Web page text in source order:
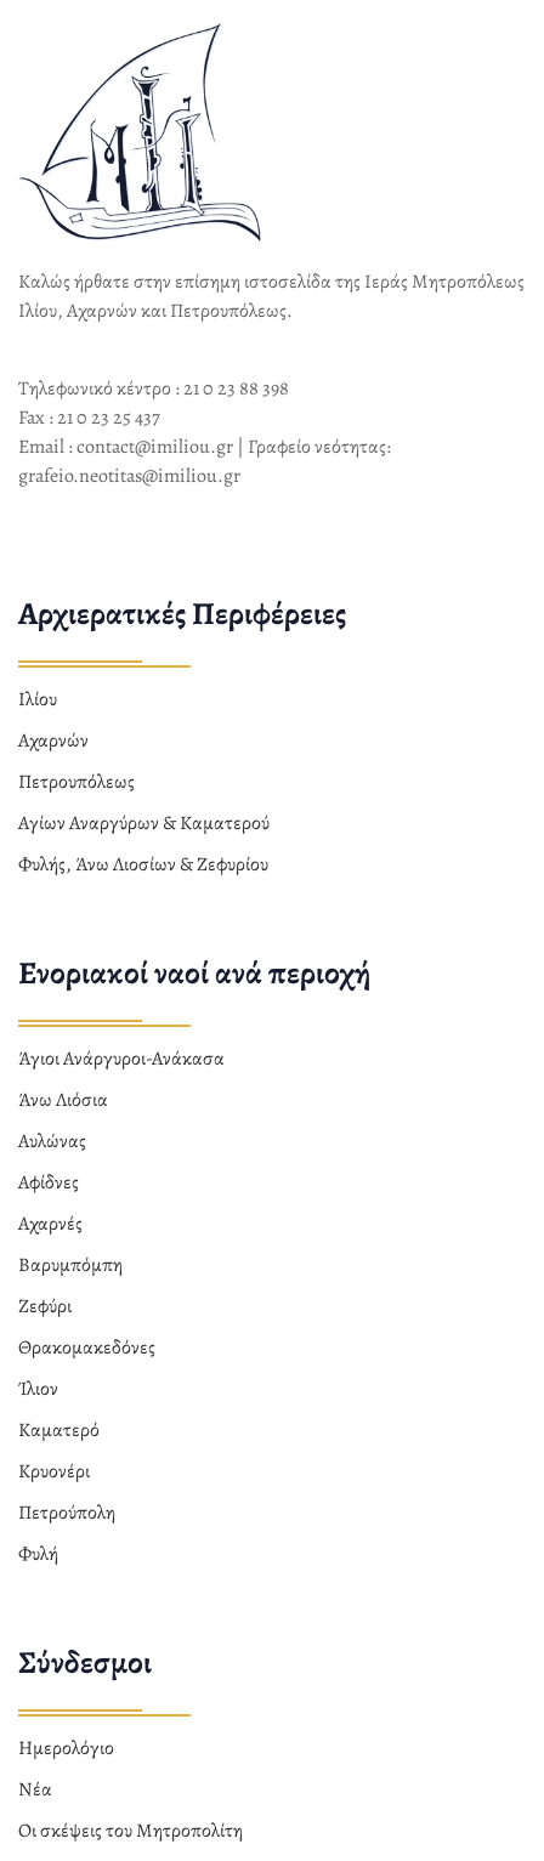
Καλώς ήρθατε στην επίσημη ιστοσελίδα της Ιεράς Μητροπόλεως
Ιλίου, Αχαρνών και Πετρουπόλεως.
Τηλεφωνικό κέντρο : 21 0 23 88 398
Fax : 21 0 23 25 437
Email : contact@imiliou.gr | Γραφείο νεότητας:
grafeio.neotitas@imiliou.gr
Αρχιερατικές Περιφέρειες
Ιλίου
Αχαρνών
Πετρουπόλεως
Αγίων Αναργύρων & Καματερού
Φυλής, Άνω Λιοσίων & Ζεφυρίου
Ενοριακοί ναοί ανά περιοχή
Άγιοι Ανάργυροι-Ανάκασα
Άνω Λιόσια
Αυλώνας
Αφίδνες
Αχαρνές
Βαρυμπόμπη
Ζεφύρι
Θρακομακεδόνες
Ίλιον
Καματερό
Κρυονέρι
Πετρούπολη
Φυλή
Σύνδεσμοι
Ημερολόγιο
Νέα
Οι σκέψεις του Μητροπολίτη